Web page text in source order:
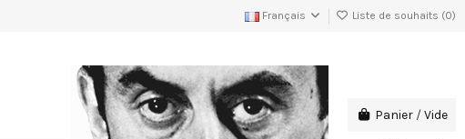
Français Liste de souhaits (0)
Panier /Vide